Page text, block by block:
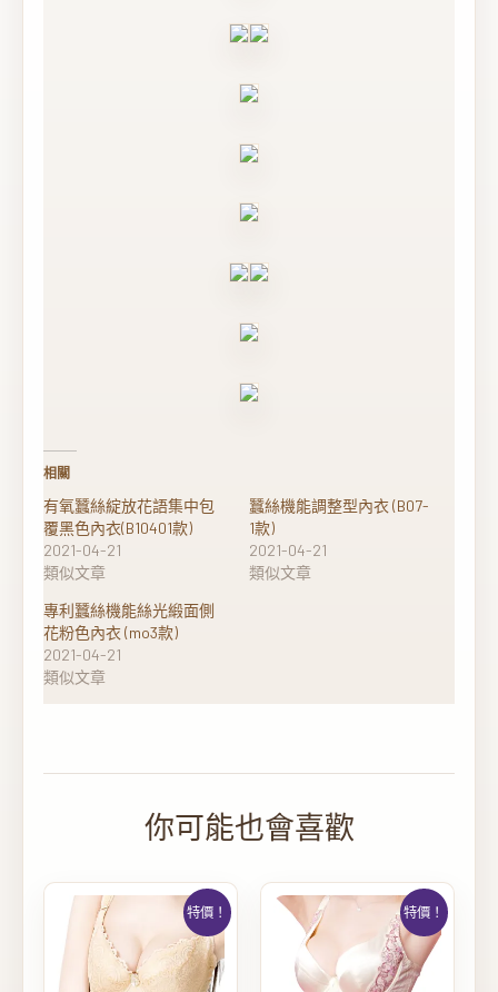
相關
有氧蠶絲綻放花語集中包
覆黑色內衣(B10401款)
2021-04-21
類似文章
蠶絲機能調整型內衣 (B07-
1款)
2021-04-21
類似文章
專利蠶絲機能絲光緞面側
花粉色內衣 (mo3款)
2021-04-21
類似文章
特價！ 特價！